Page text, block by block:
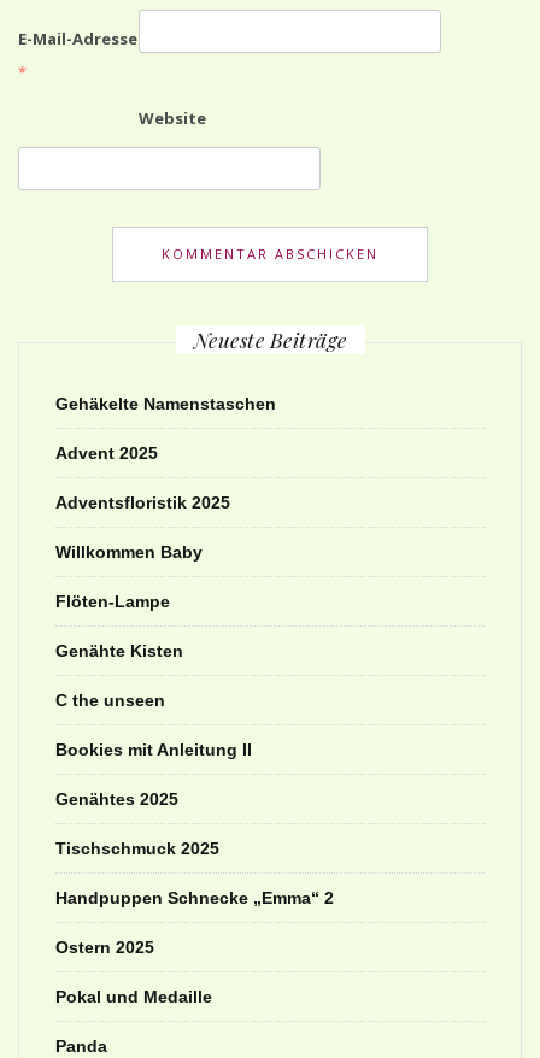
E-Mail-Adresse
*
Website
Neueste Beiträge
Gehäkelte Namenstaschen
Advent 2025
Adventsfloristik 2025
Willkommen Baby
Flöten-Lampe
Genähte Kisten
C the unseen
Bookies mit Anleitung II
Genähtes 2025
Tischschmuck 2025
Handpuppen Schnecke „Emma“ 2
Ostern 2025
Pokal und Medaille
Panda